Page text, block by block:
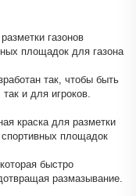
газонов
площадок для газона
так, чтобы быть
и для игроков.
краска для разметки
площадок
быстро
размазывание.